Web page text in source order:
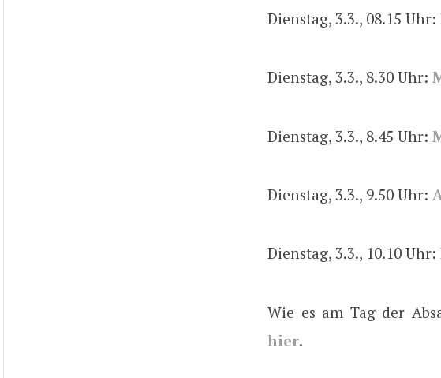
Dienstag, 3.3., 08.15 Uhr:
Dienstag, 3.3., 8.30 Uhr:
Dienstag, 3.3., 8.45 Uhr:
Dienstag, 3.3., 9.50 Uhr:
Dienstag, 3.3., 10.10 Uhr:
Wie es am Tag der
hier.